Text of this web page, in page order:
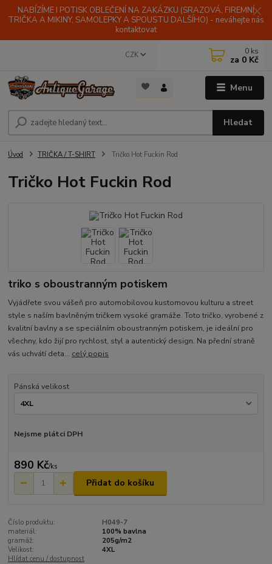
NABÍZÍME I POTISK OBLEČENÍ NA ZAKÁZKU (SRAZOVÁ, FIREMNÍ
TRIČKA A MIKINY, SAMOLEPKY A SPOUSTU DALŠÍHO) - neváhejte nás
kontaktovat
Menu
CZK
Hledat
0 ks
za 0 Kč
Úvod TRIČKA / T-SHIRT Tričko Hot Fuckin Rod
Tričko Hot Fuckin Rod
triko s oboustranným potiskem
Vyjádřete svou vášeň pro automobilovou kustomovou kulturu a street
style s naším bavlněným tričkem vysoké gramáže. Toto tričko, vyrobené z
kvalitní bavlny a se speciálním oboustranným potiskem, je ideální pro
všechny, kdo žijí pro rychlost, styl a autentický design. Na přední straně
vás uchvátí deta... celý popis
Pánská velikost
Nejsme plátci DPH
890 Kč/ks
Přidat do košíku
Číslo produktu:
H049-7
materiál:
100% bavlna
gramáž:
205g/m2
Velikost:
4XL
Hlídat cenu / dostupnost